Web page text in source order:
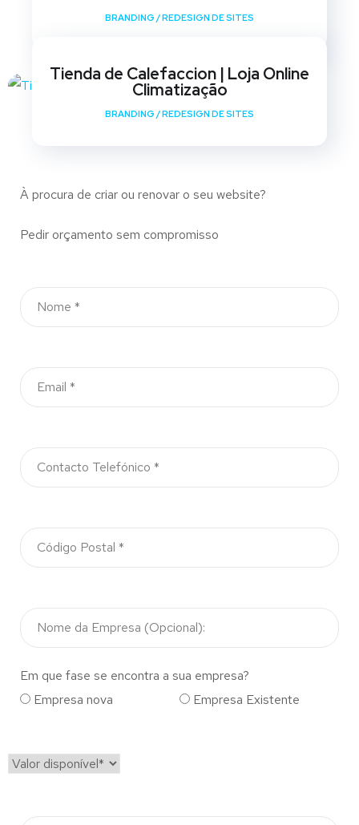
BRANDING /REDESIGN DE SITES
Tienda de Calefaccion | Loja Online
Climatização
BRANDING /REDESIGN DE SITES
À procura de criar ou renovar o seu website?
Pedir orçamento sem compromisso
Em que fase se encontra a sua empresa?
Empresa nova
Empresa Existente